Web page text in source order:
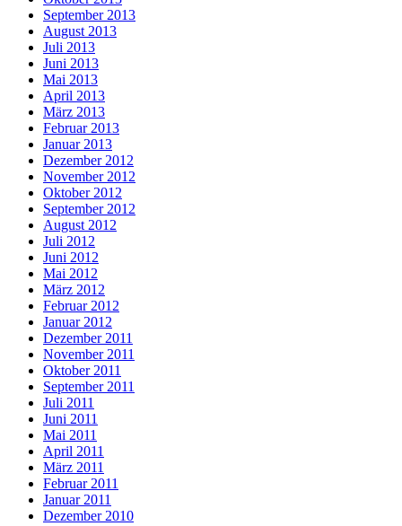
September 2013
August 2013
Juli 2013
Juni 2013
Mai 2013
April 2013
März 2013
Februar 2013
Januar 2013
Dezember 2012
November 2012
Oktober 2012
September 2012
August 2012
Juli 2012
Juni 2012
Mai 2012
März 2012
Februar 2012
Januar 2012
Dezember 2011
November 2011
Oktober 2011
September 2011
Juli 2011
Juni 2011
Mai 2011
April 2011
März 2011
Februar 2011
Januar 2011
Dezember 2010